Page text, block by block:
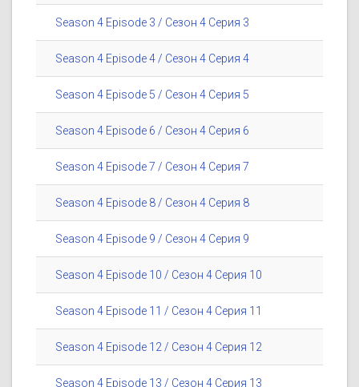
Season 4 Episode 3 / Сезон 4 Серия 3
Season 4 Episode 4 / Сезон 4 Серия 4
Season 4 Episode 5 / Сезон 4 Серия 5
Season 4 Episode 6 / Сезон 4 Серия 6
Season 4 Episode 7 / Сезон 4 Серия 7
Season 4 Episode 8 / Сезон 4 Серия 8
Season 4 Episode 9 / Сезон 4 Серия 9
Season 4 Episode 10 / Сезон 4 Серия 10
Season 4 Episode 11 / Сезон 4 Серия 11
Season 4 Episode 12 / Сезон 4 Серия 12
Season 4 Episode 13 / Сезон 4 Серия 13